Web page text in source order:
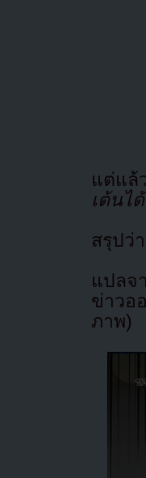
แต่แ
เต้นไ
สรุปว่
แปล
ข่าวอ
ภาพ)